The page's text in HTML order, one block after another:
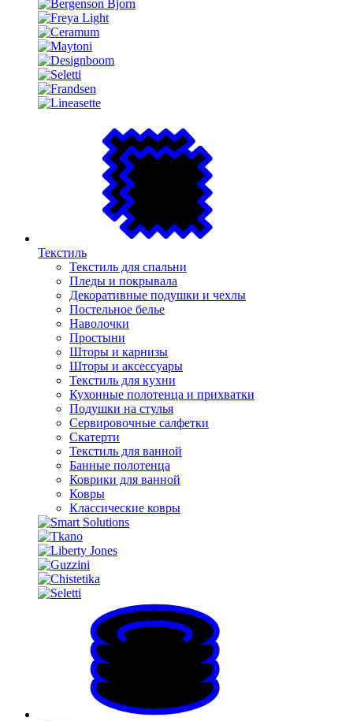
Текстиль
Текстиль для спальни
Пледы и покрывала
Декоративные подушки и чехлы
Постельное белье
Наволочки
Простыни
Шторы и карнизы
Шторы и аксессуары
Текстиль для кухни
Кухонные полотенца и прихватки
Подушки на стулья
Сервировочные салфетки
Скатерти
Текстиль для ванной
Банные полотенца
Коврики для ванной
Ковры
Классические ковры